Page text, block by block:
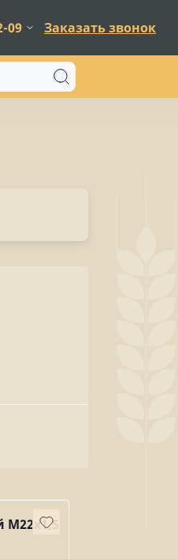
09 Заказать звонок